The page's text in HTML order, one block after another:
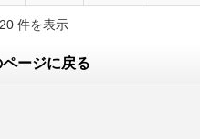
件を表示
ージに戻る